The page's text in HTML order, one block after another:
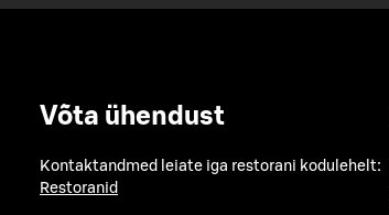
Võta ühendust
Kontaktandmed leiate iga restorani kodulehelt:
Restoranid